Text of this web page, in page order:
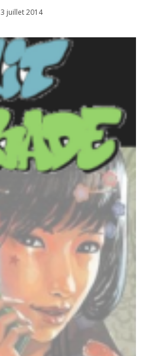
3 juillet 2014